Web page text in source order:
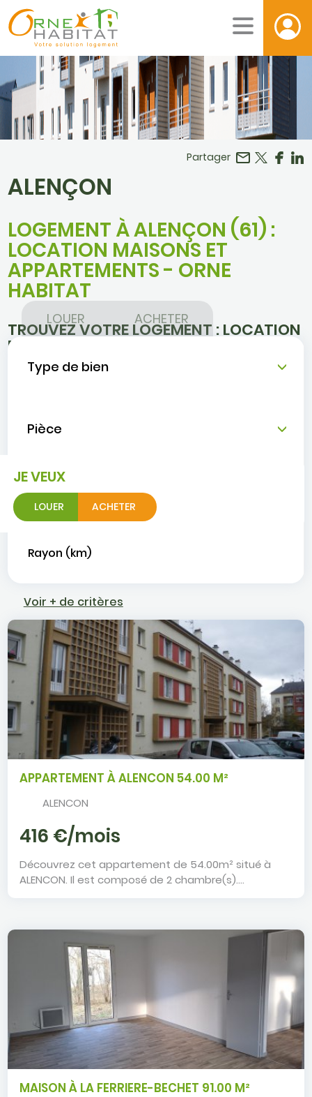
Partager
ALENÇON
LOGEMENT À ALENÇON (61) :
LOCATION MAISONS ET
APPARTEMENTS - ORNE
HABITAT
TROUVEZ VOTRE LOGEMENT : LOCATION
MAISON ET APPARTEMENT À ALENÇON
Avec Orne Habitat trouvez votre appartement ou
logement.
JE VEUX
LOUER ACHETER
LOUER ACHETER
Ville
Rayon (km)
Voir + de critères
2 annonces
APPARTEMENT À ALENCON 54.00 M²
ALENCON
416 €/mois
Découvrez cet appartement de 54.00m² situé à
ALENCON. Il est composé de 2 chambre(s)....
MAISON À LA FERRIERE-BECHET 91.00 M²